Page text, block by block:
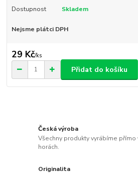
Dostupnost Skladem
Nejsme plátci DPH
29 Kč/ks
Přidat do košíku
Česká výroba
Všechny produkty vyrábíme přímo
horách.
Originalita